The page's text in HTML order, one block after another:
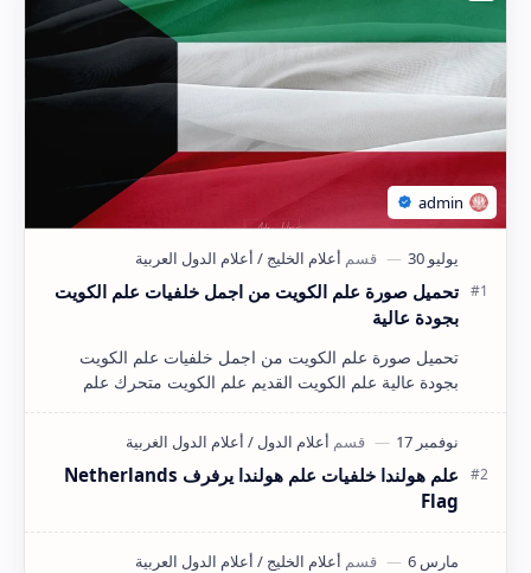
تحميل صورة علم الكويت من اجمل خلفيات علم الكويت
بجودة عالية
تحميل صورة علم الكويت من اجمل خلفيات علم الكويت
بجودة عالية علم الكويت القديم علم الكويت متحرك علم
الكويت png علم الكويت يرفرف علم الكويت…
علم هولندا خلفيات علم هولندا يرفرف Netherlands
Flag